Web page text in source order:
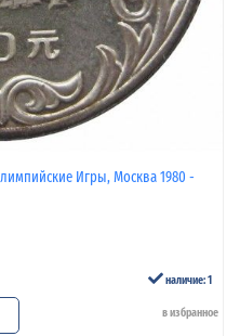
Игры, Москва 1980 -
наличие: 1
в избранное